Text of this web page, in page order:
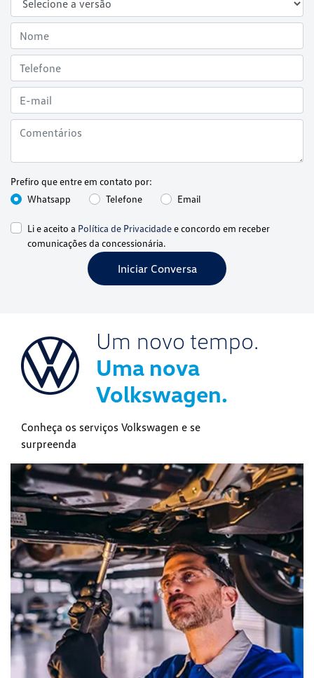
Prefiro que entre em contato por:
Whatsapp
Telefone Email
Li e aceito a Política de Privacidadee concordo em receber
comunicações da concessionária.
Iniciar Conversa
Um novo tempo.
Uma nova
Volkswagen.
Conheça os serviços Volkswagen e se
surpreenda